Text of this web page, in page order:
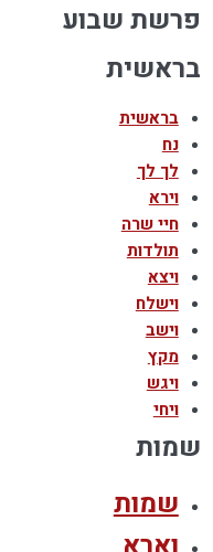
פרשת שבוע
בראשית
בראשית
נח
לך לך
וירא
חיי שרה
תולדות
ויצא
וישלח
וישב
מקץ
ויגש
ויחי
שמות
שמות